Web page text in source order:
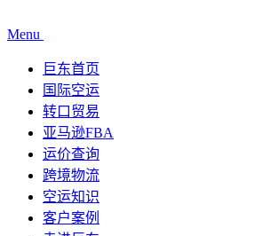
Menu
巨东首页
国际空运
转口贸易
亚马逊FBA
运价查询
跨境物流
空运知识
客户案例